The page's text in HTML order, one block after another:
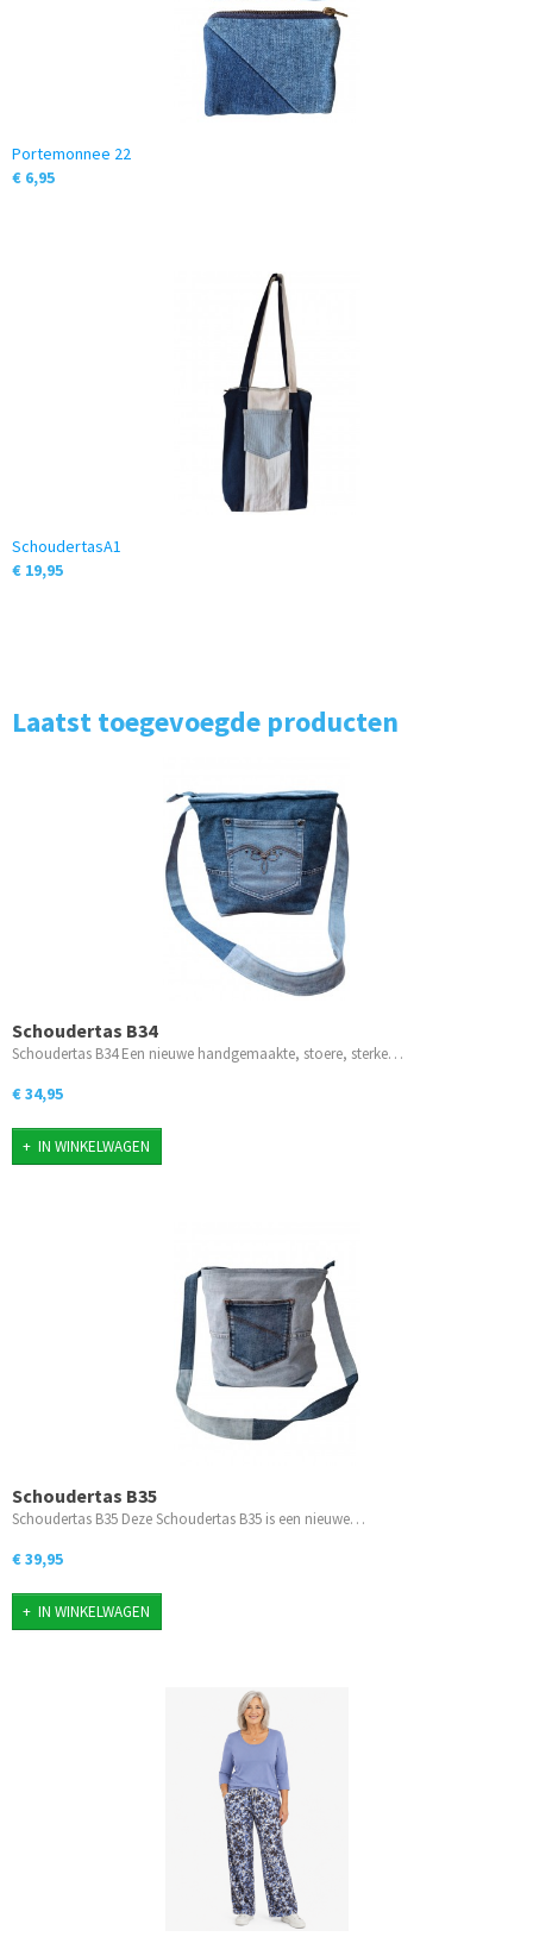
Portemonnee 22
€ 6,95
SchoudertasA1
€ 19,95
Laatst toegevoegde producten
Schoudertas B34
Schoudertas B34 Een nieuwe handgemaakte, stoere, sterke…
€ 34,95
IN WINKELWAGEN
Schoudertas B35
Schoudertas B35 Deze Schoudertas B35 is een nieuwe…
€ 39,95
IN WINKELWAGEN